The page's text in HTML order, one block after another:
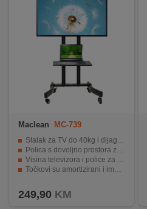
Maclean MC-739
Stalak za TV do 40kg i dijagonale ekrana od 32" do 65"
Polica s dovoljno prostora za prijenosno
Visina televizora i police za pohranu se mogu podesiti na postolju
Točkovi su amortizirani i imaju blokadu radi lakšeg transporta
249,90 KM